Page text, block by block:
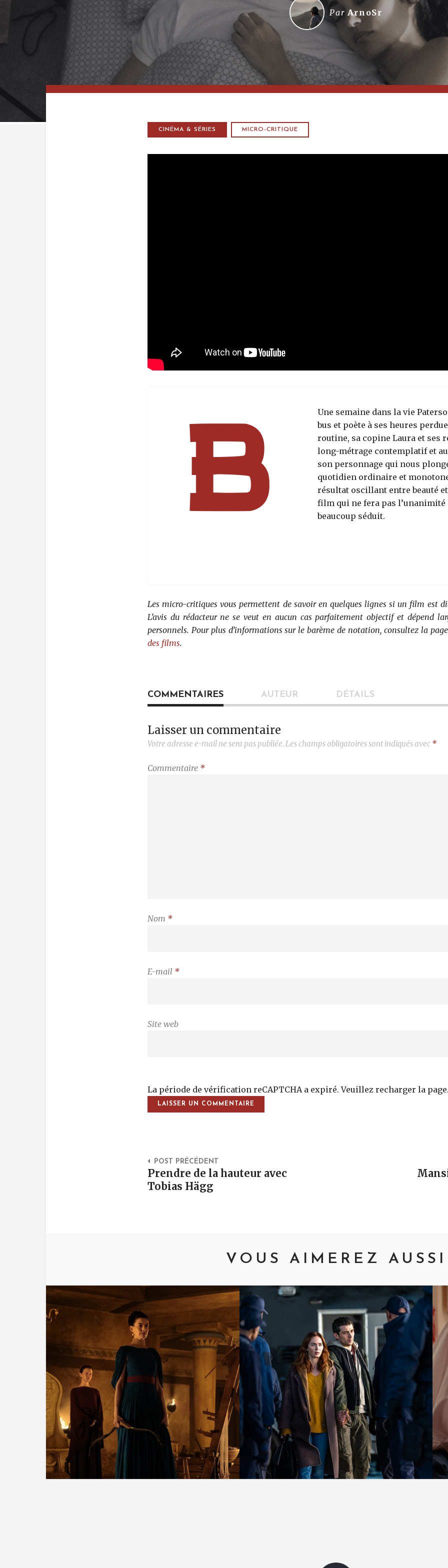
Par ArnoSr
CINÉMA & SÉRIES MICRO-CRITIQUE
Une semaine dans la vie
bus et poète à ses heures
routine, sa copine Laura et ses
long-métrage contemplatif et
son personnage qui nous
quotidien ordinaire et
résultat oscillant entre beauté
film qui ne fera pas l’unanimité
beaucoup séduit.
Les micro-critiques vous permettent de savoir en quelques lignes si un film est
L’avis du rédacteur ne se veut en aucun cas parfaitement objectif et dépend
personnels. Pour plus d’informations sur le barème de notation, consultez la
des films.
COMMENTAIRES AUTEUR DÉTAILS
Laisser un commentaire
Votre adresse e-mail ne sera pas publiée. Les champs obligatoires sont indiqués avec *
Commentaire *
Nom *
E-mail *
Site web
La période de vérification reCAPTCHA a expiré. Veuillez recharger la
Post Navigation
POST PRÉCÉDENT
Prendre de la hauteur avec
Tobias Hägg
VOUS AIMEREZ AUSSI